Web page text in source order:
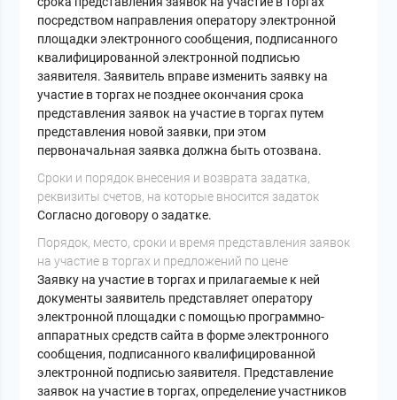
посредством направления оператору электронной
площадки электронного сообщения, подписанного
квалифицированной электронной подписью
заявителя. Заявитель вправе изменить заявку на
участие в торгах не позднее окончания срока
представления заявок на участие в торгах путем
представления новой заявки, при этом
первоначальная заявка должна быть отозвана.
Cроки и порядок внесения и возврата задатка,
реквизиты счетов, на которые вносится задаток
Согласно договору о задатке.
Порядок, место, сроки и время представления заявок
на участие в торгах и предложений по цене
Заявку на участие в торгах и прилагаемые к ней
документы заявитель представляет оператору
электронной площадки с помощью программно-
аппаратных средств сайта в форме электронного
сообщения, подписанного квалифицированной
электронной подписью заявителя. Представление
заявок на участие в торгах, определение участников